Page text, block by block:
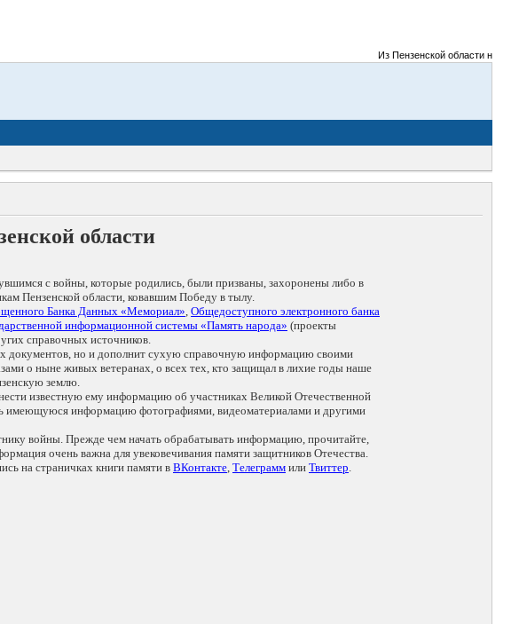
Из Пензенской области на
области
с войны, которые родились, были призваны, захоронены либо в
Пензенской области, ковавшим Победу в тылу.
Банка Данных «Мемориал», Общедоступного электронного банка
информационной системы «Память народа» (проекты
справочных источников.
документов, но и дополнит сухую справочную информацию своими
о ныне живых ветеранах, о всех тех, кто защищал в лихие годы наше
землю.
известную ему информацию об участниках Великой Отечественной
имеющуюся информацию фотографиями, видеоматериалами и другими
войны. Прежде чем начать обрабатывать информацию, прочитайте,
очень важна для увековечивания памяти защитников Отечества.
на страничках книги памяти в ВКонтакте, Телеграмм или Твиттер.